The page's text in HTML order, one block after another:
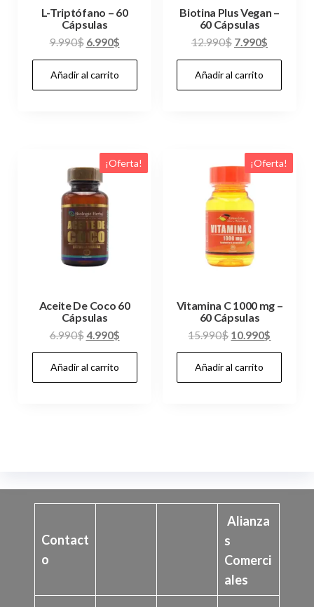
L-Triptófano – 60
Cápsulas
9.990$ El
precio
original
era:
6.990$El
precio
es:
Añadir al carrito
Biotina Plus Vegan –
60 Cápsulas
12.990$ El
precio
original
era:
7.990$El
precio
es:
Añadir al carrito
¡Oferta!
Aceite De Coco 60
Cápsulas
6.990$El
precio
original
era:
4.990$El
precio
es:
Añadir al carrito
¡Oferta!
Vitamina C 1000 mg –
60 Cápsulas
15.990$El
precio
original
era:
10.990$
precio
es:
Añadir al carrito
Contact
o
Alianza
s
Comerci
ales